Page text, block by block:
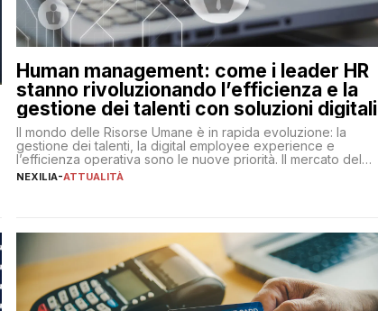
Human management: come i leader HR
stanno rivoluzionando l’efficienza e la
gestione dei talenti con soluzioni digitali
Il mondo delle Risorse Umane è in rapida evoluzione: la
gestione dei talenti, la digital employee experience e
l’efficienza operativa sono le nuove priorità. Il mercato del
lavoro, d’altra parte, è sempre più competitivo con una lotta
NEXILIA-ATTUALITÀ